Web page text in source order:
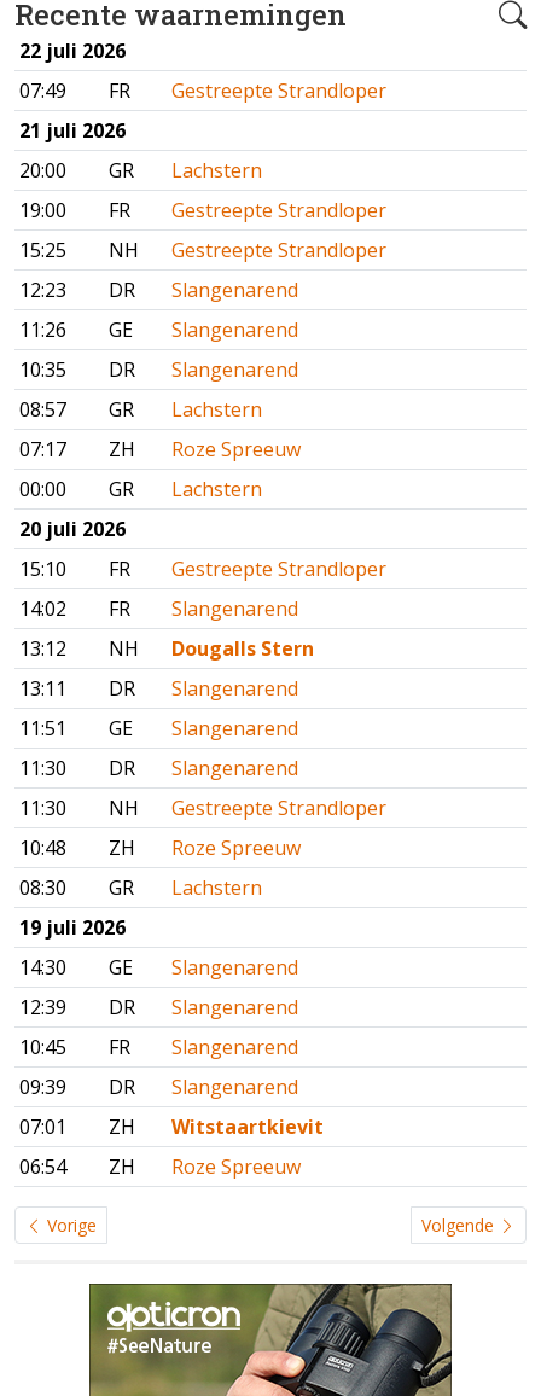
Recente waarnemingen
22 juli 2026
07:49
FR
Gestreepte Strandloper
21 juli 2026
20:00
GR
Lachstern
19:00
FR
Gestreepte Strandloper
15:25
NH
Gestreepte Strandloper
12:23
DR
Slangenarend
11:26
GE
Slangenarend
10:35
DR
Slangenarend
08:57
GR
Lachstern
07:17
ZH
Roze Spreeuw
00:00
GR
Lachstern
20 juli 2026
15:10
FR
Gestreepte Strandloper
14:02
FR
Slangenarend
13:12
NH
Dougalls Stern
13:11
DR
Slangenarend
11:51
GE
Slangenarend
11:30
DR
Slangenarend
11:30
NH
Gestreepte Strandloper
10:48
ZH
Roze Spreeuw
08:30
GR
Lachstern
19 juli 2026
14:30
GE
Slangenarend
12:39
DR
Slangenarend
10:45
FR
Slangenarend
09:39
DR
Slangenarend
07:01
ZH
Witstaartkievit
06:54
ZH Roze Spreeuw
Vorige Volgende